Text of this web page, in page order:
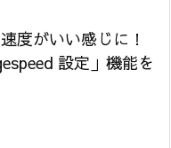
度がいい感じに！
設定」機能を